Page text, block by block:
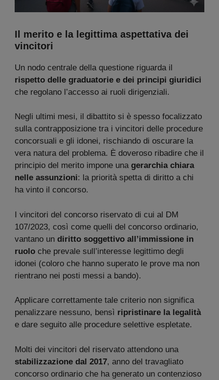
Il merito e la legittima aspettativa dei
vincitori
Un nodo centrale della questione riguarda il
rispetto delle graduatorie e dei principi giuridici
che regolano l’accesso ai ruoli dirigenziali.
Negli ultimi mesi, il dibattito si è spesso focalizzato
sulla contrapposizione tra i vincitori delle procedure
concorsuali e gli idonei, rischiando di oscurare la
vera natura del problema. È doveroso ribadire che il
principio del merito impone una gerarchia chiara
nelle assunzioni: la priorità spetta di diritto a chi
ha vinto il concorso.
I vincitori del concorso riservato di cui al DM
107/2023, così come quelli del concorso ordinario,
vantano un diritto soggettivo all’immissione in
ruolo che prevale sull’interesse legittimo degli
idonei (coloro che hanno superato le prove ma non
rientrano nei posti messi a bando).
Applicare correttamente tale criterio non significa
penalizzare nessuno, bensì ripristinare la legalità
e dare seguito alle procedure selettive espletate.
Molti dei vincitori del riservato attendono una
stabilizzazione dal 2017, anno del travagliato
concorso ordinario che ha generato un contenzioso